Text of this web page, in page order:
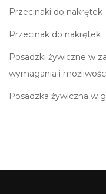
Przecinaki do nakrętek
Przecinak do nakrętek
Posadzki żywiczne w
wymagania i
Posadzka żywiczna w